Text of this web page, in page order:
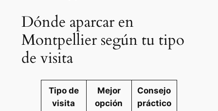
Dónde aparcar en
Montpellier según tu tipo
de visita
Tipo de
visita
Mejor
opción
Consejo
práctico